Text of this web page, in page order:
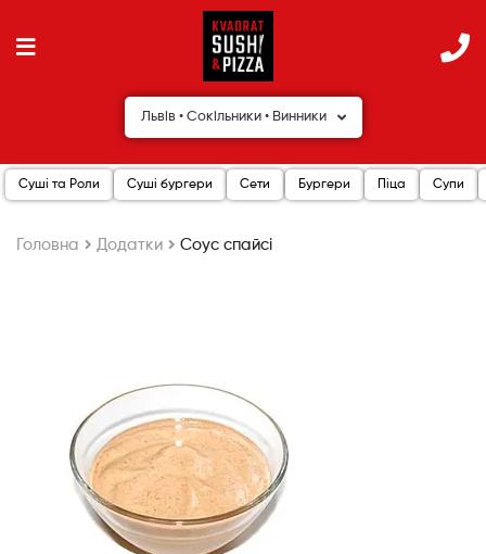
Львів • Сокільники • Винники
Суші та Роли Суші бургери Сети Бургери Піца Супи
Головна Додатки Соус спайсі